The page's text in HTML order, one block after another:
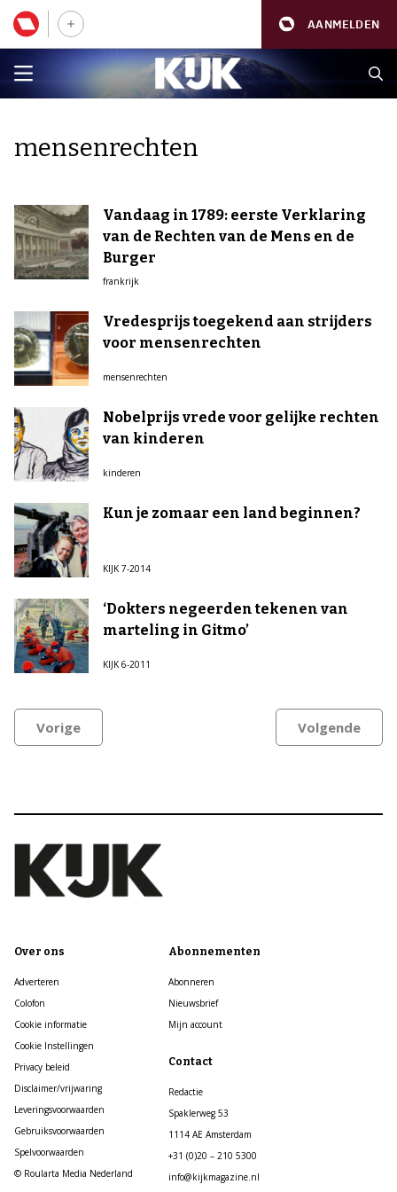
AANMELDEN
mensenrechten
Vandaag in 1789: eerste Verklaring
van de Rechten van de Mens en de
Burger
frankrijk
Vredesprijs toegekend aan strijders
voor mensenrechten
mensenrechten
Nobelprijs vrede voor gelijke rechten
van kinderen
kinderen
Kun je zomaar een land beginnen?
KIJK 7-2014
‘Dokters negeerden tekenen van
marteling in Gitmo’
KIJK 6-2011
Vorige Volgende
Over ons
Adverteren
Colofon
Cookie informatie
Cookie Instellingen
Privacy beleid
Disclaimer/vrijwaring
Leveringsvoorwaarden
Gebruiksvoorwaarden
Spelvoorwaarden
© Roularta Media Nederland
Abonnementen
Abonneren
Nieuwsbrief
Mijn account
Contact
Redactie
Spaklerweg 53
1114 AE Amsterdam
+31 (0)20 – 210 5300
info@kijkmagazine.nl